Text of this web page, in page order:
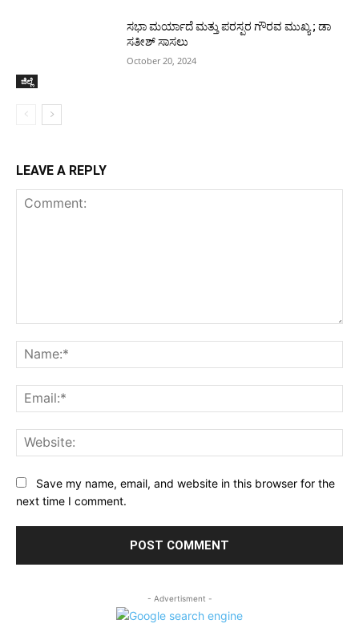
ಜಿಲ್ಲೆ
ಸಭಾ ಮರ್ಯಾದೆ ಮತ್ತು ಪರಸ್ಪರ ಗೌರವ ಮುಖ್ಯ ; ಡಾ
ಸತೀಶ್ ಸಾಸಲು
October 20, 2024
LEAVE A REPLY
Save my name, email, and website in this browser for the
next time I comment.
- Advertisment -